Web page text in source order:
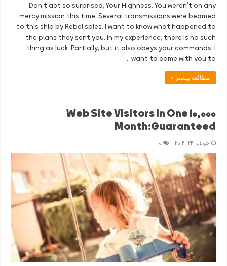
Don’t act so surprised, Your Highness. You weren’t on any
mercy mission this time. Several transmissions were beamed
to this ship by Rebel spies. I want to know what happened to
the plans they sent you. In my experience, there is no such
thing as luck. Partially, but it also obeys your commands. I
want to come with you to …
مطالعه بیشتر »
10,000 Web Site Visitors In One
Month:Guaranteed
جولای 24, 2014 0